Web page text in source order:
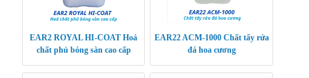
EAR2 ROYAL HI-COAT Hoá
chất phủ bóng sàn cao cấp
EAR22 ACM-1000 Chất tẩy rửa
đá hoa cương